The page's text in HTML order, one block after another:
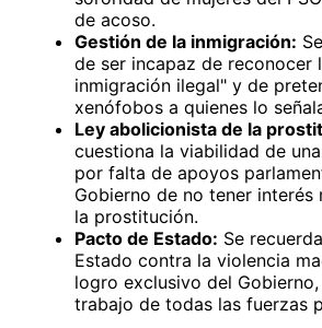
de acoso.
Gestión de la inmigración:
de ser incapaz de reconocer
inmigración ilegal" y de
xenófobos a quienes lo
Ley abolicionista de la
cuestiona la viabilidad de
por falta de apoyos
Gobierno de no tener interés
la prostitución.
Pacto de Estado: Se
Estado contra la violencia
logro exclusivo del
trabajo de todas las fuerzas